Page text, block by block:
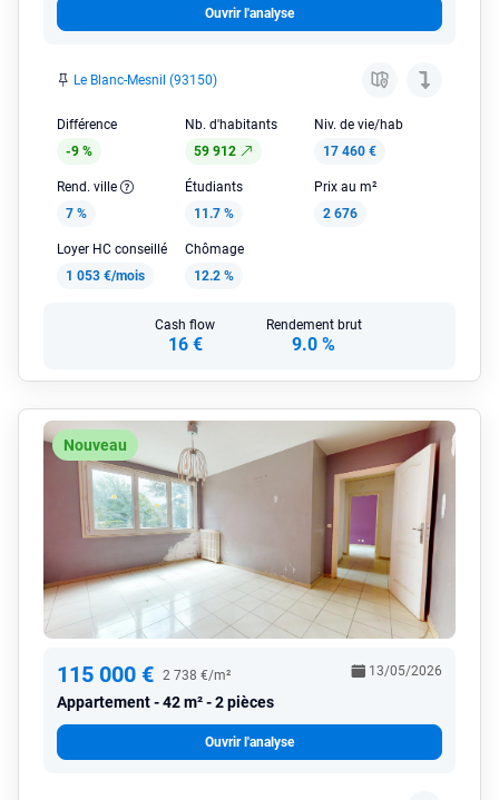
Ouvrir l'analyse
Le Blanc-Mesnil (93150)
Différence
-9 %
Nb. d'habitants
59 912
Niv. de vie/hab
17 460 €
Rend. ville
7 %
Étudiants
11.7 %
Prix au m²
2 676
Loyer HC conseillé
1 053 €/mois
Chômage
12.2 %
Cash flow
16 €
Rendement brut
9.0 %
Nouveau
115 000 € 2 738 €/m²
Appartement 42 m² - 2 pièces
13/05/2026
Ouvrir l'analyse